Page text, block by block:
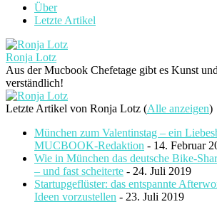
Über
Letzte Artikel
Ronja Lotz
Aus der Mucbook Chefetage gibt es Kunst
verständlich!
Letzte Artikel von Ronja Lotz (Alle anzeigen)
München zum Valentinstag – ein
MUCBOOK-Redaktion - 14. Februar
Wie in München das deutsche Bike-
– und fast scheiterte - 24. Juli 2019
Startupgeflüster: das entspannte
Ideen vorzustellen - 23. Juli 2019